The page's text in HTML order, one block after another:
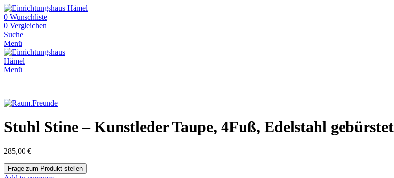
0 Wunschliste
0 Vergleichen
Suche
Menü
Menü
Stuhl Stine – Kunstleder Taupe, 4Fuß, Edelstahl gebürstet
285,00 €